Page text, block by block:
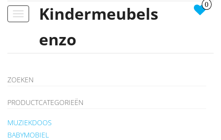
Toggle
Kindermeubels
enzo
0
ZOEKEN
PRODUCTCATEGORIEËN
MUZIEKDOOS
BABYMOBIEL